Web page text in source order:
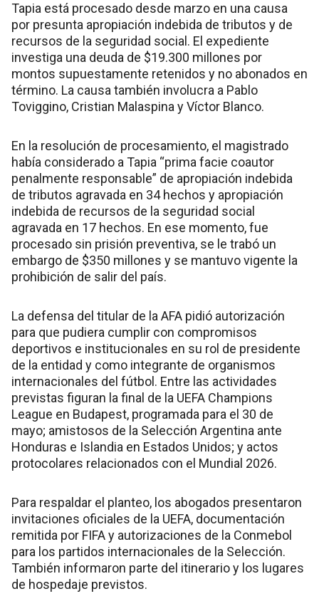
Tapia está procesado desde marzo en una causa
por presunta apropiación indebida de tributos y de
recursos de la seguridad social. El expediente
investiga una deuda de $19.300 millones por
montos supuestamente retenidos y no abonados en
término. La causa también involucra a Pablo
Toviggino, Cristian Malaspina y Víctor Blanco.
En la resolución de procesamiento, el magistrado
había considerado a Tapia “prima facie coautor
penalmente responsable” de apropiación indebida
de tributos agravada en 34 hechos y apropiación
indebida de recursos de la seguridad social
agravada en 17 hechos. En ese momento, fue
procesado sin prisión preventiva, se le trabó un
embargo de $350 millones y se mantuvo vigente la
prohibición de salir del país.
La defensa del titular de la AFA pidió autorización
para que pudiera cumplir con compromisos
deportivos e institucionales en su rol de presidente
de la entidad y como integrante de organismos
internacionales del fútbol. Entre las actividades
previstas figuran la final de la UEFA Champions
League en Budapest, programada para el 30 de
mayo; amistosos de la Selección Argentina ante
Honduras e Islandia en Estados Unidos; y actos
protocolares relacionados con el Mundial 2026.
Para respaldar el planteo, los abogados presentaron
invitaciones oficiales de la UEFA, documentación
remitida por FIFA y autorizaciones de la Conmebol
para los partidos internacionales de la Selección.
También informaron parte del itinerario y los lugares
de hospedaje previstos.